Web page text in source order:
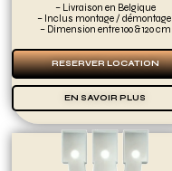
– Livraison en Belgique
– Inclus montage / démontage
– Dimension entre 100 & 120 cm
RESERVER LOCATION
EN SAVOIR PLUS